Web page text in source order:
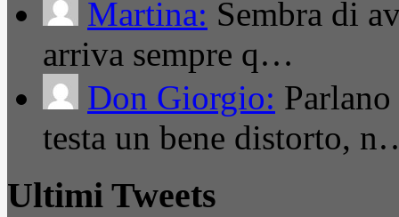
Martina: Sembra di
arriva sempre q…
Don Giorgio:
testa un bene distorto,
Ultimi Tweets